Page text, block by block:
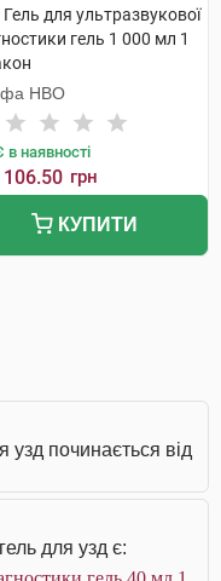
Гель для ультразвукової
гель 1 000 мл 1
НВО
в наявності
106.50 грн
КУПИТИ
узд починається від
для узд є: